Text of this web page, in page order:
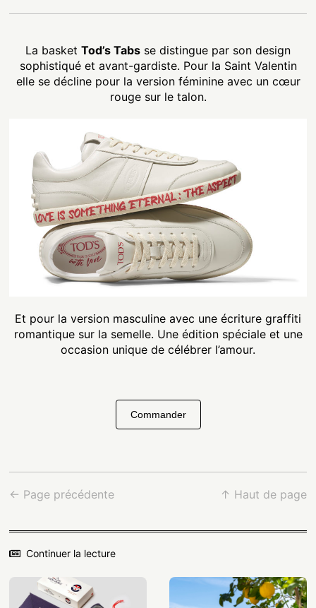
La basket Tod’s Tabs se distingue par son design
sophistiqué et avant-gardiste. Pour la Saint Valentin
elle se décline pour la version féminine avec un cœur
rouge sur le talon.
Et pour la version masculine avec une écriture graffiti
romantique sur la semelle. Une édition spéciale et une
occasion unique de célébrer l’amour.
Commander
← Page précédente ↑ Haut de page
Continuer la lecture